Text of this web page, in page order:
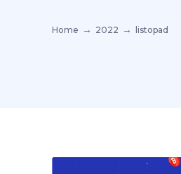
Home 2022 listopad